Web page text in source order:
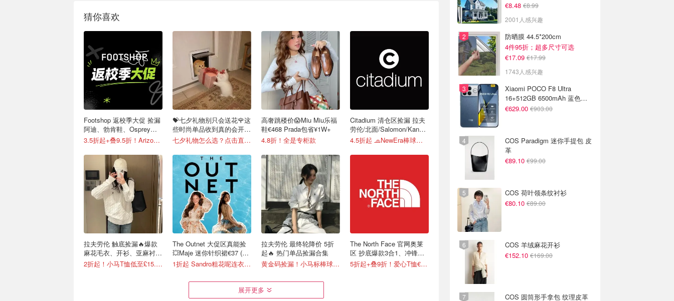
猜你喜欢
Footshop 返校季大促 捡漏
阿迪、勃肯鞋、Osprey、
北极狐等
3.5折起+叠9.5折！Arizona低至€39
拉夫劳伦 触底捡漏🔥爆款
麻花毛衣、开衫、亚麻衬衫
等有！
2折起！小马T恤低至£15.7/件
💝七夕礼物别只会送花🌹这
些时尚单品收到真的会开
心！
七夕礼物怎么选？点击直接抄作业
The Outnet 大促区真能捡
💥Maje 迷你针织裙€37 (原
€175）
1折起 Sandro粗花呢连衣裙€82
高奢跳楼价😱Miu Miu乐福
鞋€468 Prada包省¥1W+
4.8折！全是专柜款
拉夫劳伦 最终轮降价 5折
起🔥 热门单品捡漏合集
黄金码捡漏！小马标棒球帽€28
Citadium 清仓区捡漏 拉夫
劳伦/北面/Salomon/Kangol
等
4.5折起 🧢NewEra棒球帽€18.2
The North Face 官网奥莱
区 抄底爆款3合1、冲锋
衣、羽绒等
5折起+叠9折！爱心T恤€13.5
展开更多
€8.48 €8.99
2001人感兴趣
防晒膜 44.5*200cm
4件95折；超多尺寸可选
€17.09 €17.99
1743人感兴趣
Xiaomi POCO F8 Ultra
16+512GB 6500mAh 蓝色手
机
€629.00 €903.00
COS Paradigm 迷你手提包 皮
革
€89.10 €99.00
COS 荷叶领条纹衬衫
€80.10 €89.00
COS 羊绒麻花开衫
€152.10 €169.00
COS 圆筒形手拿包 纹理皮革